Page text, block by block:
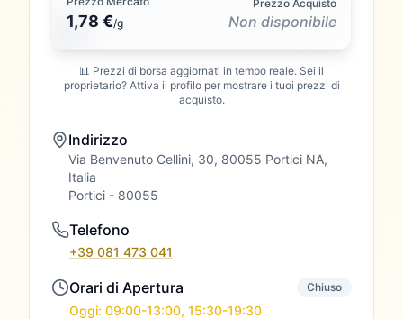
1,78 €/g
Prezzo Acquisto
Non disponibile
📊 Prezzi di borsa aggiornati in tempo reale. Sei il
proprietario? Attiva il profilo per mostrare i tuoi prezzi di
acquisto.
Indirizzo
Via Benvenuto Cellini, 30, 80055 Portici NA,
Italia
Portici - 80055
Telefono
+39 081 473 041
Orari di Apertura Chiuso
Oggi: 09:00-13:00, 15:30-19:30